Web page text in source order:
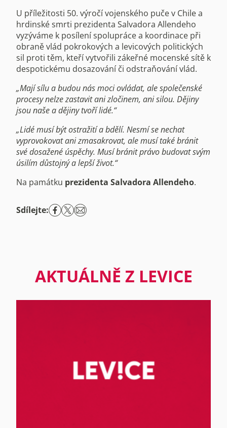
U příležitosti 50. výročí vojenského puče v Chile a
hrdinské smrti prezidenta Salvadora Allendeho
vyzýváme k posílení spolupráce a koordinace při
obraně vlád pokrokových a levicových politických
sil proti těm, kteří vytvořili zákeřné mocenské sítě k
despotickému dosazování či odstraňování vlád.
„Mají sílu a budou nás moci ovládat, ale společenské
procesy nelze zastavit ani zločinem, ani silou. Dějiny
jsou naše a dějiny tvoří lidé.“
„Lidé musí být ostražití a bdělí. Nesmí se nechat
vyprovokovat ani zmasakrovat, ale musí také bránit
své dosažené úspěchy. Musí bránit právo budovat svým
úsilím důstojný a lepší život.“
Na památku prezidenta Salvadora Allendeho.
Sdílejte:
AKTUÁLNĚ Z LEVICE